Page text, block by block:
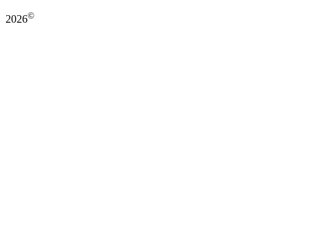
2026©